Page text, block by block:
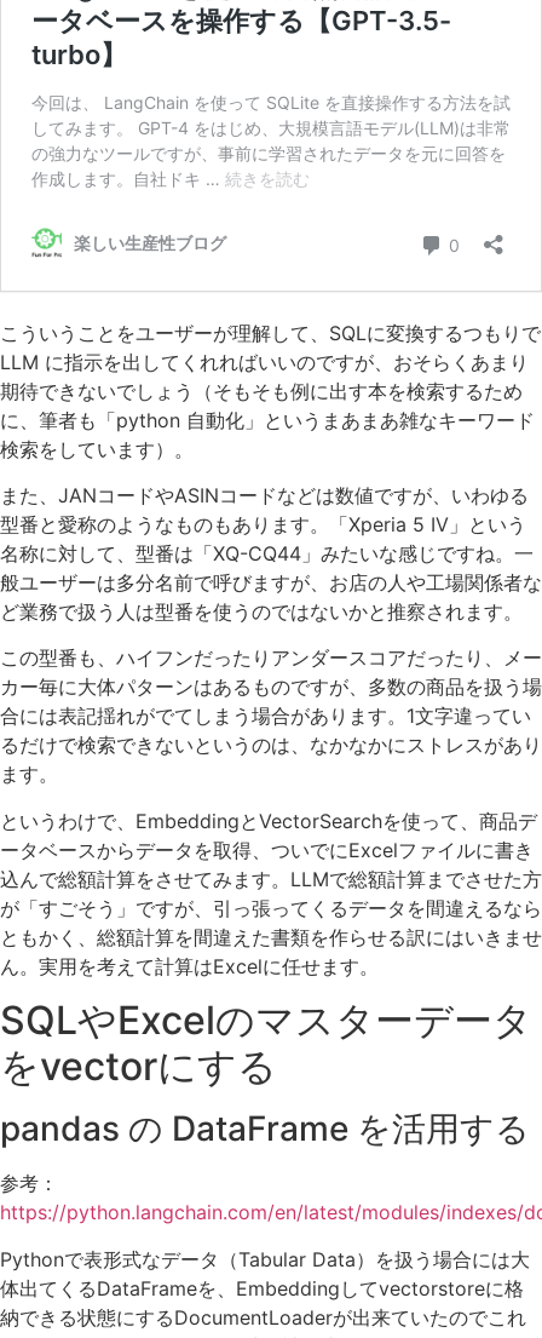
こういうことをユーザーが理解して、SQLに変換するつもりで
LLM に指示を出してくれればいいのですが、おそらくあまり
期待できないでしょう（そもそも例に出す本を検索するため
に、筆者も「python 自動化」というまあまあ雑なキーワード
検索をしています）。
また、JANコードやASINコードなどは数値ですが、いわゆる
型番と愛称のようなものもあります。「Xperia 5 IV」という
名称に対して、型番は「XQ-CQ44」みたいな感じですね。一
般ユーザーは多分名前で呼びますが、お店の人や工場関係者な
ど業務で扱う人は型番を使うのではないかと推察されます。
この型番も、ハイフンだったりアンダースコアだったり、メー
カー毎に大体パターンはあるものですが、多数の商品を扱う場
合には表記揺れがでてしまう場合があります。1文字違ってい
るだけで検索できないというのは、なかなかにストレスがあり
ます。
というわけで、EmbeddingとVectorSearchを使って、商品デ
ータベースからデータを取得、ついでにExcelファイルに書き
込んで総額計算をさせてみます。LLMで総額計算までさせた方
が「すごそう」ですが、引っ張ってくるデータを間違えるなら
ともかく、総額計算を間違えた書類を作らせる訳にはいきませ
ん。実用を考えて計算はExcelに任せます。
SQLやExcelのマスターデータ
をvectorにする
pandas の DataFrame を活用する
参考：
https://python.langchain.com/en/latest/modules/indexes/
Pythonで表形式なデータ（Tabular Data）を扱う場合には大
体出てくるDataFrameを、Embeddingしてvectorstoreに格
納できる状態にするDocumentLoaderが出来ていたのでこれ